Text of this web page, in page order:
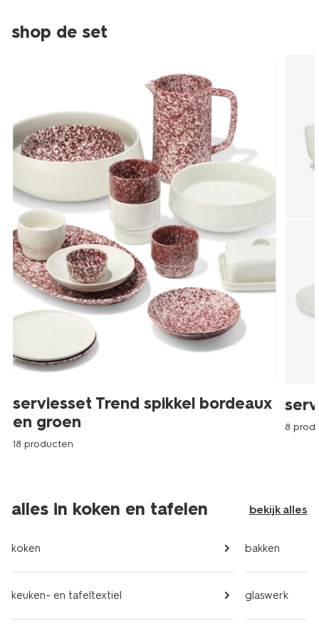
shop de set
serviesset Trend spikkel bordeaux
en groen
18 producten
8
alles in koken en tafelen bekijk alles
koken
keuken- en tafeltextiel
bakken
glaswerk